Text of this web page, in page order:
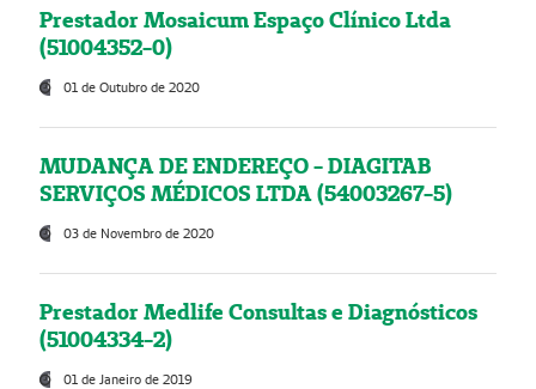
Prestador Mosaicum Espaço Clínico Ltda
(51004352-0)
01 de Outubro de 2020
MUDANÇA DE ENDEREÇO - DIAGITAB
SERVIÇOS MÉDICOS LTDA (54003267-5)
03 de Novembro de 2020
Prestador Medlife Consultas e Diagnósticos
(51004334-2)
01 de Janeiro de 2019